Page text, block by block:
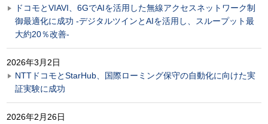
ドコモとVIAVI、6GでAIを活用した無線アクセスネットワーク制
御最適化に成功 -デジタルツインとAIを活用し、スループット最
大約20％改善-
2026年3月2日
NTTドコモとStarHub、国際ローミング保守の自動化に向けた実
証実験に成功
2026年2月26日